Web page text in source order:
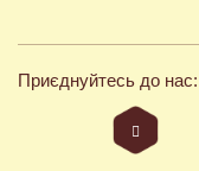
Приєднуйтесь до нас: